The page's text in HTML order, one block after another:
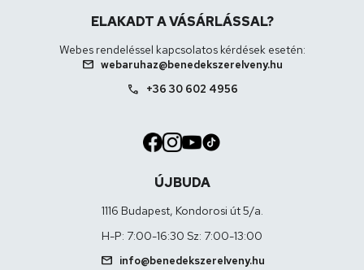
ELAKADT A VÁSÁRLÁSSAL?
Webes rendeléssel kapcsolatos kérdések esetén:
mail webaruhaz@benedekszerelveny.hu
call +36 30 602 4956
ÚJBUDA
1116 Budapest, Kondorosi út 5/a.
H-P: 7:00-16:30 Sz: 7:00-13:00
mail info@benedekszerelveny.hu